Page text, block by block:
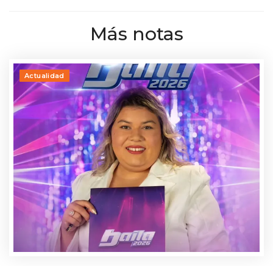
Más notas
Actualidad